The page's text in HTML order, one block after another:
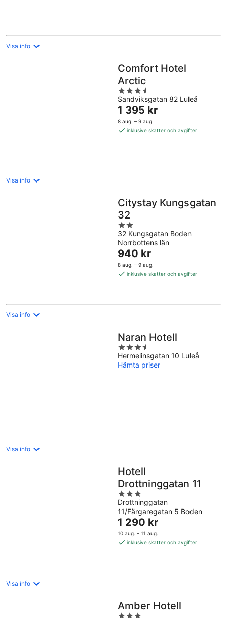
Visa info
Comfort Hotel
Arctic
3.5
out
of
5
Sandviksgatan 82 Luleå
Priset
är
1 395 kr
1 395 kr
8 aug. – 9 aug.
inklusive skatter och avgifter
Visa info
Citystay Kungsgatan
32
2
out
of
5
32 Kungsgatan Boden
Norrbottens län
Priset
är
940 kr
940 kr
8 aug. – 9 aug.
inklusive skatter och avgifter
Visa info
Naran Hotell
3.5
out
of
Hermelinsgatan 10 Luleå
Hämta priser
Visa info
Hotell
Drottninggatan 11
3
out
of
5
Drottninggatan
11/Färgaregatan 5 Boden
Priset
är
1 290 kr
1 290 kr
10 aug. – 11 aug.
inklusive skatter och avgifter
Visa info
Amber Hotell